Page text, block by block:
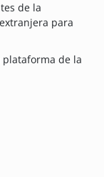
de la
para
de la